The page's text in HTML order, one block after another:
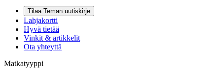
Tilaa Teman uutiskirje
Lahjakortti
Hyvä tietää
Vinkit & artikkelit
Ota yhteyttä
Matkatyyppi